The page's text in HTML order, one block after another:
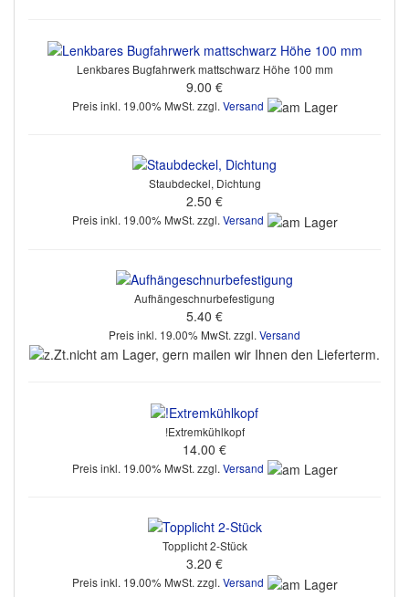
Lenkbares Bugfahrwerk mattschwarz Höhe 100 mm
9.00 €
Preis inkl. 19.00% MwSt. zzgl. Versand
Staubdeckel, Dichtung
2.50 €
Preis inkl. 19.00% MwSt. zzgl.Versand
Aufhängeschnurbefestigung
5.40 €
Preis inkl. 19.00% MwSt. zzgl. Versand
!Extremkühlkopf
14.00 €
Preis inkl. 19.00% MwSt. zzgl. Versand
Topplicht 2-Stück
3.20 €
Preis inkl. 19.00% MwSt. zzgl.Versand